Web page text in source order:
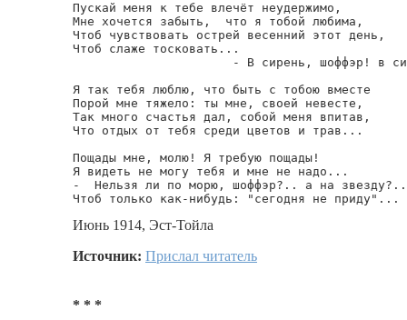
Пускай меня к тебе влечёт неудержимо,
Мне хочется забыть,  что я тобой любима,
Чтоб чувствовать острей весенний этот день,
Чтоб слаже тосковать...
- В сирень, шоффэр! в
Я так тебя люблю, что быть с тобою вместе
Порой мне тяжело: ты мне, своей невесте,
Так много счастья дал, собой меня впитав,
Что отдых от тебя среди цветов и трав...
Пощады мне, молю! Я требую пощады!
Я видеть не могу тебя и мне не надо...
-  Нельзя ли по морю, шоффэр?.. а на звезду?..
Чтоб только как-нибудь: "сегодня не приду"...
Июнь 1914, Эст-Тойла
Источник: Прислал читатель
* * *